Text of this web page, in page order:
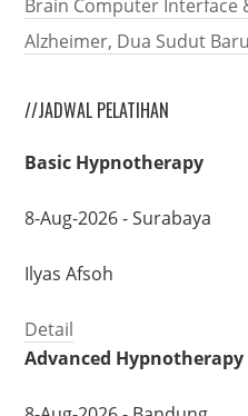
Brain Computer Interface
Alzheimer, Dua Sudut
//JADWAL PELATIHAN
Basic Hypnotherapy
8-Aug-2026 - Surabaya
Ilyas Afsoh
Detail
Advanced Hypnotherapy